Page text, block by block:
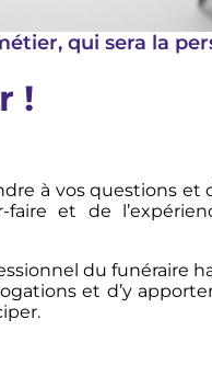
qui sera la
!
à vos questions
et de
du funéraire
et d’y